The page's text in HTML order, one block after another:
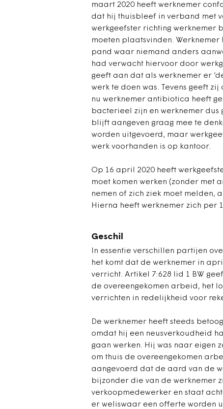
maart 2020 heeft werknemer
dat hij thuisbleef in verband met
werkgeefster richting werknemer
moeten plaatsvinden.
pand waar niemand anders
had verwacht hiervoor door
geeft aan dat als werknemer er
werk te doen was. Tevens geeft
nu werknemer antibiotica heeft
bacterieel zijn en werknemer dus
blijft aangeven graag mee te
worden uitgevoerd, maar
werk voorhanden is op kantoor.
Op 16 april 2020 heeft
moet komen werken (zonder met
nemen of zich ziek moet melden,
Hierna heeft werknemer zich per
Geschil
In essentie verschillen partijen
het komt dat de werknemer in
verricht. Artikel 7:628 lid 1 BW
de overeengekomen arbeid, het
verrichten in redelijkheid voor
De werknemer heeft steeds
omdat hij een neusverkoudheid
gaan werken. Hij was naar eigen
om thuis de overeengekomen
aangevoerd dat de aard van de
bijzonder die van de werknemer
verkoopmedewerker en staat
er weliswaar een offerte worden